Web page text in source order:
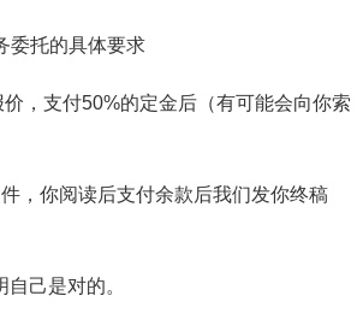
委托的具体要求
，支付50%的定金后（有可能会向你索
，你阅读后支付余款后我们发你终稿
己是对的。